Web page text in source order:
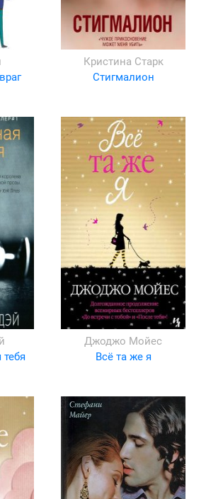
Кристина Старк
Стигмалион
Джоджо Мойес
Всё та же я